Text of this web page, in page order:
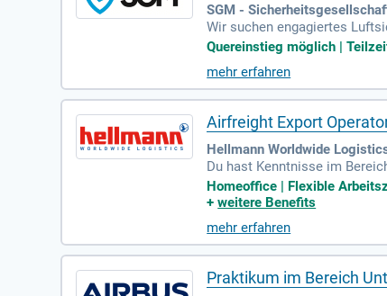
SGM -
Wir suchen engagiertes
treben und in einem
von Fluggast- und
ossene Schul- und
KA inkl. Schichtzulagen und
Quereinstieg möglich |
mehr erfahren
Airfreight Export
Hellmann Worldwide
Du hast Kenntnisse im
erous Goods Regulations)
Homeoffice | Flexible
+weitere Benefits
mehr erfahren
Praktikum im Bereich